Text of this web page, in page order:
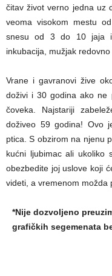
čitav život verno jedna uz
veoma visokom mestu
snesu od 3 do 10 jaja
inkubacija, mužjak
Vrane i gavranovi žive
doživi i 30 godina ako ne
čoveka. Najstariji
doživeo 59 godina! Ovo
ptica. S obzirom na njenu
kućni ljubimac ali ukoliko
obezbedite joj uslove koji
videti, a vremenom možda
*Nije dozvoljeno
grafičkih segemenata